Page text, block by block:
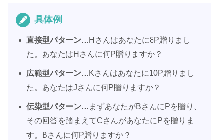
具体例
直接型パターン…Hさんはあなたに8P贈りまし
た。あなたはHさんに何P贈りますか？
広範型パターン…Kさんはあなたに10P贈りまし
た。あなたはJさんに何P贈りますか？
伝染型パターン… まずあなたがBさんにPを贈り、
その回答を踏まえてCさんがあなたにPを贈りま
す。Bさんに何P贈りますか？